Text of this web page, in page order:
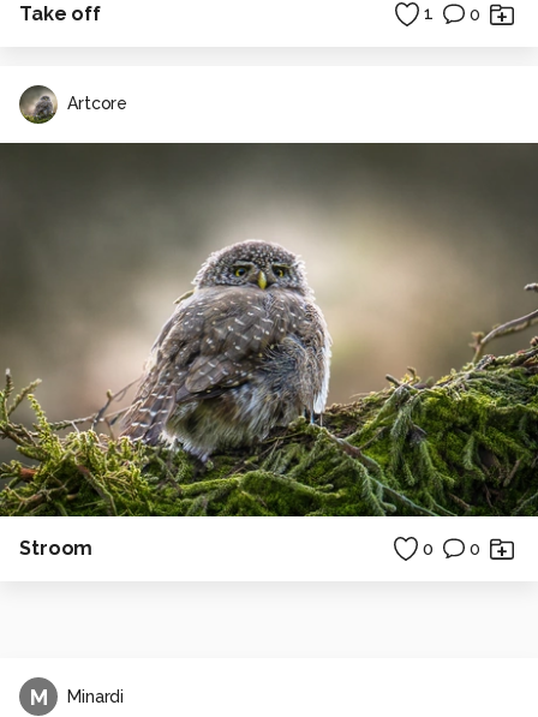
Take off 1 0
Artcore
Stroom 0 0
M Minardi